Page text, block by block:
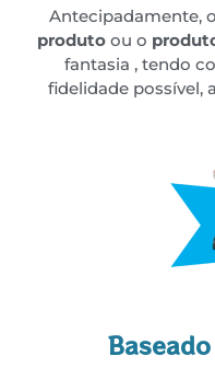
Antecipadamente,
produto ou o
fantasia , tendo
fidelidade possível,